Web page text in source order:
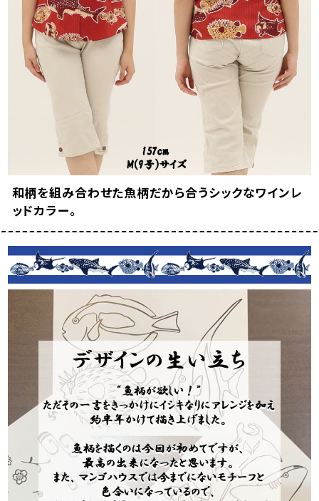
和柄を組み合わせた魚柄だから合うシックなワインレ
ッドカラー。